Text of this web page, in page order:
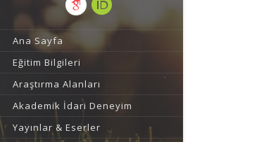
Ana Sayfa
Eğitim Bilgileri
Araştırma Alanları
Akademik İdari Deneyim
Yayınlar & Eserler